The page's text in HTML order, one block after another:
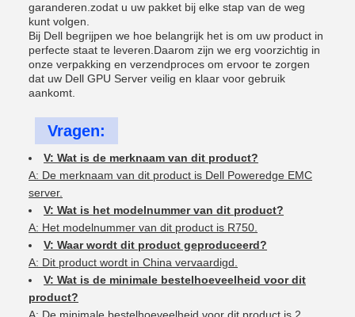
garanderen.zodat u uw pakket bij elke stap van de weg
kunt volgen.
Bij Dell begrijpen we hoe belangrijk het is om uw product in
perfecte staat te leveren.Daarom zijn we erg voorzichtig in
onze verpakking en verzendproces om ervoor te zorgen
dat uw Dell GPU Server veilig en klaar voor gebruik
aankomt.
Vragen:
V: Wat is de merknaam van dit product?
A: De merknaam van dit product is Dell Poweredge EMC
server.
V: Wat is het modelnummer van dit product?
A: Het modelnummer van dit product is R750.
V: Waar wordt dit product geproduceerd?
A: Dit product wordt in China vervaardigd.
V: Wat is de minimale bestelhoeveelheid voor dit
product?